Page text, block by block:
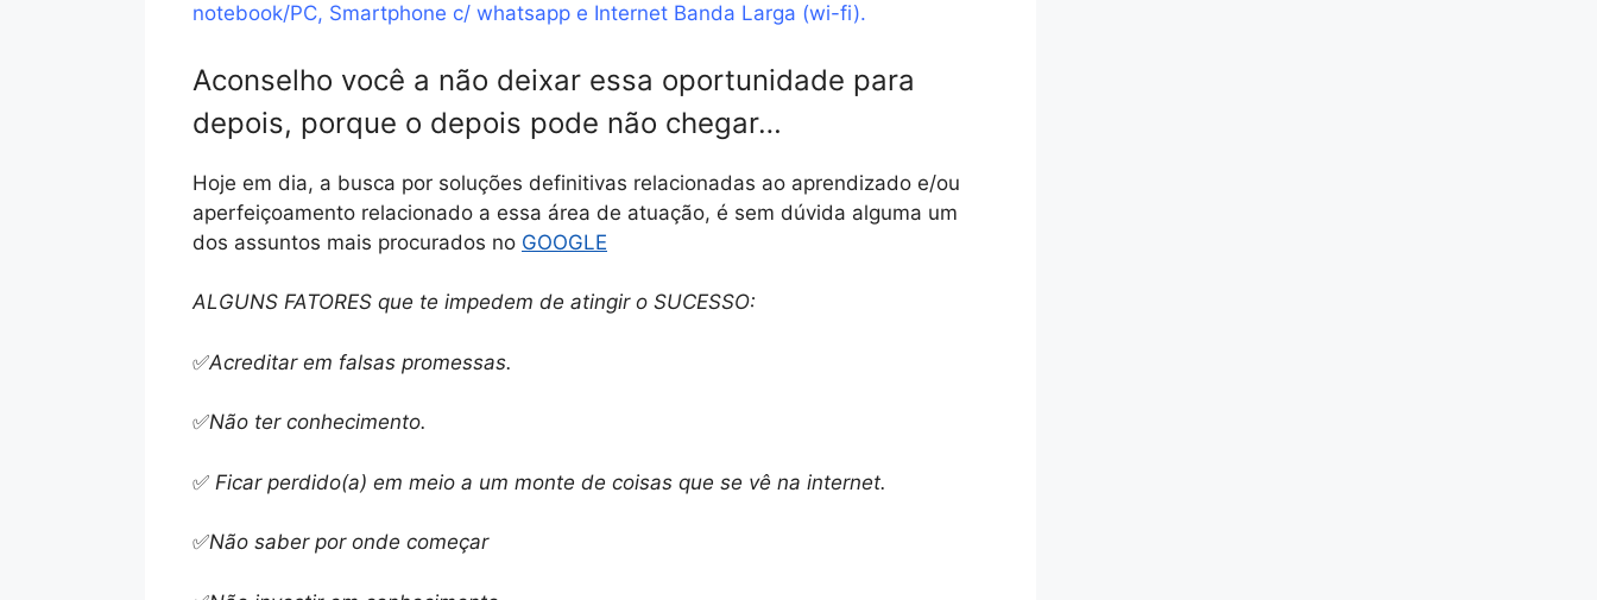
notebook/PC, Smartphone c/ whatsapp e Internet Banda Larga (wi-fi).
Aconselho você a não deixar essa oportunidade para
depois, porque o depois pode não chegar…
Hoje em dia, a busca por soluções definitivas relacionadas ao aprendizado e/ou
aperfeiçoamento relacionado a essa área de atuação, é sem dúvida alguma um
dos assuntos mais procurados no GOOGLE
ALGUNS FATORES que te impedem de atingir o SUCESSO:
✅Acreditar em falsas promessas.
✅Não ter conhecimento.
✅ Ficar perdido(a) em meio a um monte de coisas que se vê na internet.
✅Não saber por onde começar